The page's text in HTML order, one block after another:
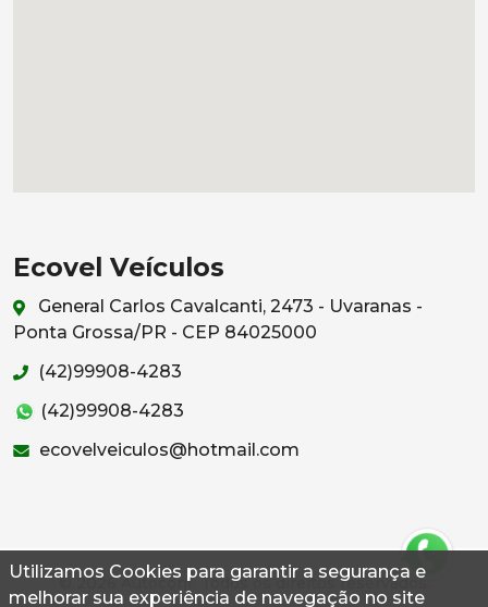
Utilizamos Cookies para garantir a segurança e
melhorar sua experiência de navegação no site
Ecovel Veículos
General Carlos Cavalcanti, 2473 - Uvaranas -
Ponta Grossa/PR - CEP 84025000
(42)99908-4283
(42)99908-4283
ecovelveiculos@hotmail.com
© 2026 Autoconf. Todos os direitos reservados.